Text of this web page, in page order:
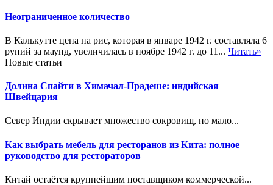
Неограниченное количество
В Калькутте цена на рис, которая в январе 1942 г. составляла 6
рупий за маунд, увеличилась в ноябре 1942 г. до 11... Читать»
Новые статьи
Долина Спайти в Химачал-Прадеше: индийская
Швейцария
Север Индии скрывает множество сокровищ, но мало...
Как выбрать мебель для ресторанов из Кита: полное
руководство для рестораторов
Китай остаётся крупнейшим поставщиком коммерческой...